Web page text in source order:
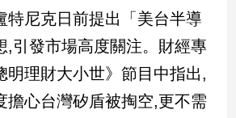
特尼克日前提出「美台半導
,引發市場高度關注。財經專
明理財大小世》節目中指出,
擔心台灣矽盾被掏空,更不需